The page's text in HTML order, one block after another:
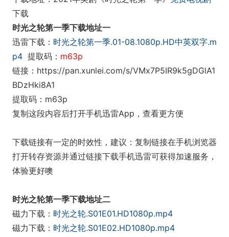
下载
时光之轮第一季下载地址一
迅雷下载： 时光之轮第一季.01-08.1080p.HD中英双字.m
p4 提取码： m63p
链接：https://pan.xunlei.com/s/VMx7P5IR9k5gDGlA1
BDzHki8A1
提取码：m63p
复制这段内容后打开手机迅雷App，查看更方便
下载链接有一定的时效性，建议：复制链接在手机浏览器
打开转存资源并通过链接下载手机迅雷可获得加速服务，
体验更好噢
时光之轮第一季下载地址二
磁力下载： 时光之轮.S01E01.HD1080p.mp4
磁力下载： 时光之轮.S01E02.HD1080p.mp4